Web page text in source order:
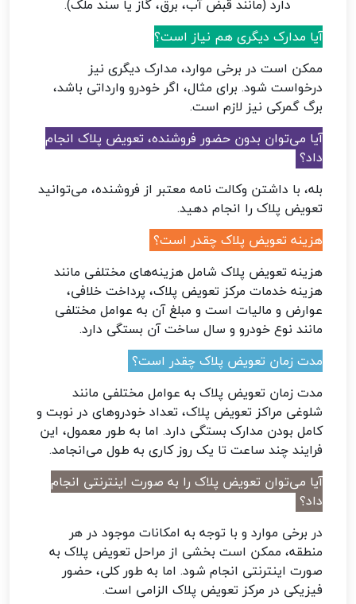
دارد (مانند قبض آب، برق، گاز یا سند ملک).
آیا مدارک دیگری هم نیاز است؟
ممکن است در برخی موارد، مدارک دیگری نیز
درخواست شود. برای مثال، اگر خودرو وارداتی باشد،
برگ گمرکی نیز لازم است.
آیا می‌توان بدون حضور فروشنده، تعویض پلاک انجام
داد؟
بله، با داشتن وکالت نامه معتبر از فروشنده، می‌توانید
تعویض پلاک را انجام دهید.
هزینه تعویض پلاک چقدر است؟
هزینه تعویض پلاک شامل هزینه‌های مختلفی مانند
هزینه خدمات مرکز تعویض پلاک، پرداخت خلافی،
عوارض و مالیات است و مبلغ آن به عوامل مختلفی
مانند نوع خودرو و سال ساخت آن بستگی دارد.
مدت زمان تعویض پلاک چقدر است؟
مدت زمان تعویض پلاک به عوامل مختلفی مانند
شلوغی مراکز تعویض پلاک، تعداد خودروهای در نوبت و
کامل بودن مدارک بستگی دارد. اما به طور معمول، این
فرایند چند ساعت تا یک روز کاری به طول می‌انجامد.
آیا می‌توان تعویض پلاک را به صورت اینترنتی انجام
داد؟
در برخی موارد و با توجه به امکانات موجود در هر
منطقه، ممکن است بخشی از مراحل تعویض پلاک به
صورت اینترنتی انجام شود. اما به طور کلی، حضور
فیزیکی در مرکز تعویض پلاک الزامی است.